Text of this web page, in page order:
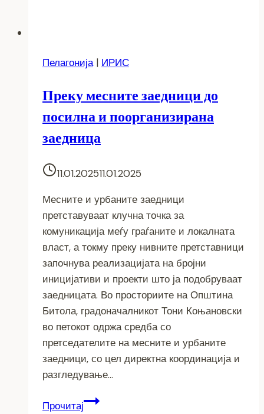
Пелагонија| ИРИС
Преку месните заедници до
посилна и поорганизирана
заедница
11.01.202511.01.2025
Месните и урбаните заедници
претставуваат клучна точка за
комуникација меѓу граѓаните и локалната
власт, а токму преку нивните претставници
започнува реализацијата на бројни
иницијативи и проекти што ја подобруваат
заедницата. Во просториите на Општина
Битола, градоначалникот Тони Коњановски
во петокот одржа средба со
претседателите на месните и урбаните
заедници, со цел директна координација и
разгледување…
ПрочитајПреку